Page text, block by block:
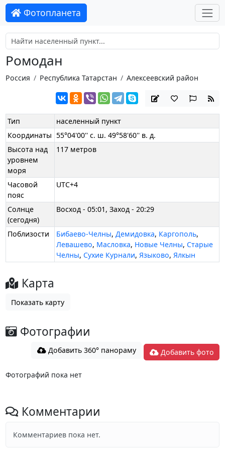
Фотопланета
Ромодан
Россия Республика Татарстан Алексеевский район
Тип
населенный пункт
Координаты 55°04'00'' с. ш. 49°58'60'' в. д.
Высота над
уровнем
моря
117 метров
Часовой
пояс
UTC+4
Солнце
(сегодня)
Восход - 05:01, Заход - 20:29
Поблизости Бибаево-Челны,Демидовка, Каргополь,
Левашево, Масловка, Новые Челны, Старые
Челны, Сухие Курнали,Языково,Ялкын
Карта
Показать карту
Фотографии
Добавить 360° панораму Добавить фото
Фотографий пока нет
Комментарии
Комментариев пока нет.